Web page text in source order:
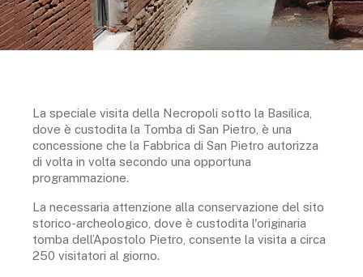
La speciale visita della Necropoli sotto la Basilica,
dove è custodita la Tomba di San Pietro, è una
concessione che la Fabbrica di San Pietro autorizza
di volta in volta secondo una opportuna
programmazione.
La necessaria attenzione alla conservazione del sito
storico-archeologico, dove è custodita l'originaria
tomba dell’Apostolo Pietro, consente la visita a circa
250 visitatori al giorno.